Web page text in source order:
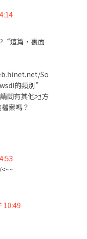
這篇，裏面
So
的類別”
問有其他地方
案嗎？
10:49